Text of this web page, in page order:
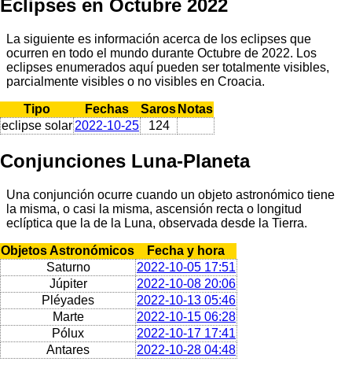
Eclipses en Octubre 2022
La siguiente es información acerca de los eclipses que
ocurren en todo el mundo durante Octubre de 2022. Los
eclipses enumerados aquí pueden ser totalmente visibles,
parcialmente visibles o no visibles en Croacia.
Tipo Fechas Saros Notas
eclipse solar 2022-10-25 124
Conjunciones Luna-Planeta
Una conjunción ocurre cuando un objeto astronómico tiene
la misma, o casi la misma, ascensión recta o longitud
eclíptica que la de la Luna, observada desde la Tierra.
Objetos Astronómicos
Fecha y hora
Saturno
2022-10-05 17:51
Júpiter
2022-10-08 20:06
Pléyades
2022-10-13 05:46
Marte
2022-10-15 06:28
Pólux
2022-10-17 17:41
Antares
2022-10-28 04:48